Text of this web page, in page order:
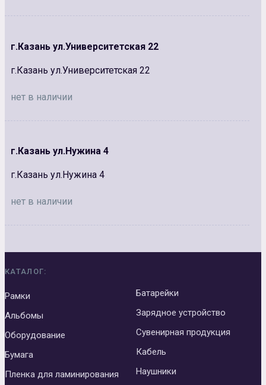
г.Казань ул.Университетская 22
г.Казань ул.Университетская 22
нет в наличии
г.Казань ул.Нужина 4
г.Казань ул.Нужина 4
нет в наличии
КАТАЛОГ:
Рамки
Альбомы
Оборудование
Бумага
Пленка для ламинирования
Батарейки
Зарядное устройство
Сувенирная продукция
Кабель
Наушники